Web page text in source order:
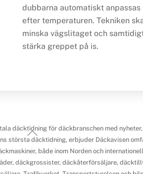
dubbarna automatiskt anpassas
efter temperaturen. Tekniken
minska vägslitaget och
stärka greppet på is.
Back
To
Top
däcktidning för däckbranschen med
största däcktidning, erbjuder Däckavisen
både inom Norden och
däckgrossister, däckåterförsäljare,